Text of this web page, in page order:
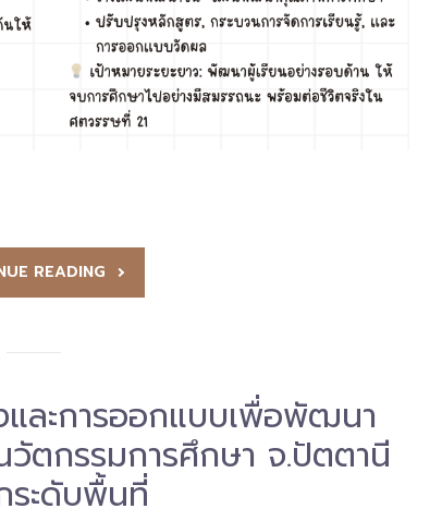
READING
ละการออกแบบเพื่อพัฒนา
ตกรรมการศึกษา จ.ปัตตานี
ระดับพื้นที่